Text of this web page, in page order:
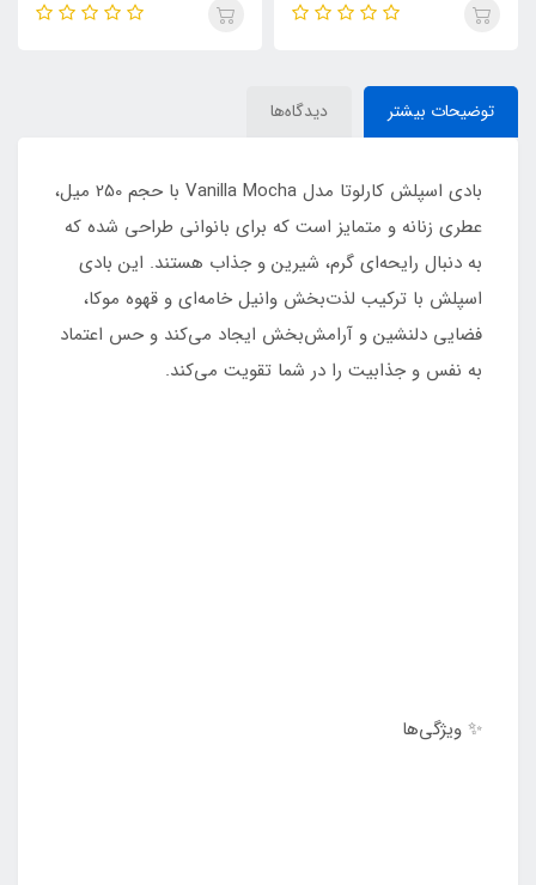
KHUMAR Search Eau de
| مشابه اورجینال ایو سن لورن مای
توضیحات بیشتر دیدگاه‌ها
بادی اسپلش کارلوتا مدل Vanilla Mocha با حجم 250 میل،
عطری زنانه و متمایز است که برای بانوانی طراحی شده که
به دنبال رایحه‌ای گرم، شیرین و جذاب هستند. این بادی
اسپلش با ترکیب لذت‌بخش وانیل خامه‌ای و قهوه موکا،
فضایی دلنشین و آرامش‌بخش ایجاد می‌کند و حس اعتماد
به نفس و جذابیت را در شما تقویت می‌کند.
✨ ویژگی‌ها